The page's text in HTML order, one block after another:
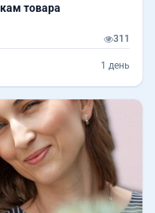
товара
311
1 день